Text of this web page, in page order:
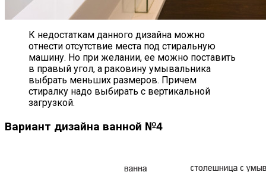
К недостаткам данного дизайна можно
отнести отсутствие места под стиральную
машину. Но при желании, ее можно поставить
в правый угол, а раковину умывальника
выбрать меньших размеров. Причем
стиралку надо выбирать с вертикальной
загрузкой.
Вариант дизайна ванной №4